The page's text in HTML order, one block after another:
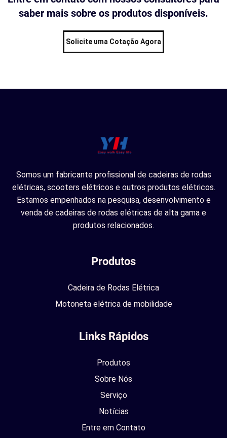
saber mais sobre os produtos disponíveis.
Solicite uma Cotação Agora
Somos um fabricante profissional de cadeiras de rodas
elétricas, scooters elétricos e outros produtos elétricos.
Estamos empenhados na pesquisa, desenvolvimento e
venda de cadeiras de rodas elétricas de alta gama e
produtos relacionados.
Produtos
Cadeira de Rodas Elétrica
Motoneta elétrica de mobilidade
Links Rápidos
Produtos
Sobre Nós
Serviço
Notícias
Entre em Contato